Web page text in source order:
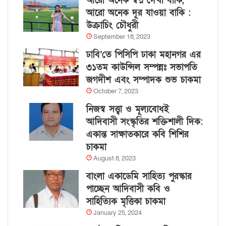
আরো অনেক দূর যাওয়া বাকি :
উক্রাচিং চৌধুরী
September 18, 2023
ঢাবি’তে পিসিপি ঢাকা মহানগর এর
৩১তম কাউন্সিল সম্পন্নঃ সভাপতি
জগদীশ এবং সম্পাদক শুভ চাকমা
October 7, 2023
নিজস্ব সত্ত্বা ও মূল্যবোধই
আদিবাসী সংস্কৃতির শক্তিশালী দিক:
একান্ত সাক্ষাতকারে কবি শিশির
চাকমা
August 8, 2023
বাংলা একাডেমি সাহিত্য পুরস্কার
পাচ্ছেন আদিবাসী কবি ও
সাহিত্যিক মৃত্তিকা চাকমা
January 25, 2024